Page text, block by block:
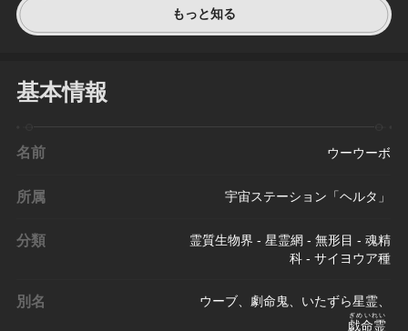
もっと知る
基本情報
名前 ウーウーボ
所属 宇宙ステーション「ヘルタ」
分類
霊質生物界 - 星霊網 - 無形目 - 魂精
科 - サイヨウア種
別名
ウーブ、劇命鬼、いたずら星霊、
戯命霊
ぎめいれい